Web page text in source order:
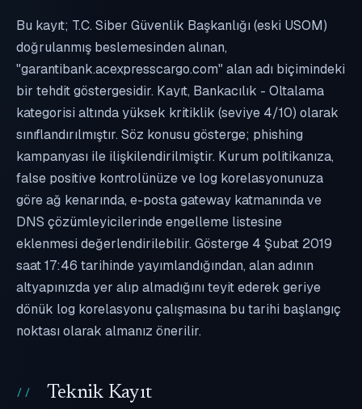
Bu kayıt; T.C. Siber Güvenlik Başkanlığı (eski USOM)
doğrulanmış beslemesinden alınan,
"garantibank.acexpresscargo.com" alan adı biçimindeki
bir tehdit göstergesidir. Kayıt, Bankacılık - Oltalama
kategorisi altında yüksek kritiklik (seviye 4/10) olarak
sınıflandırılmıştır. Söz konusu gösterge; phishing
kampanyası ile ilişkilendirilmiştir. Kurum politikanıza,
false positive kontrolünüze ve log korelasyonunuza
göre ağ kenarında, e-posta gateway katmanında ve
DNS çözümleyicilerinde engelleme listesine
eklenmesi değerlendirilebilir. Gösterge 4 Şubat 2019
saat 17:46 tarihinde yayımlandığından, alan adının
altyapınızda yer alıp almadığını teyit ederek geriye
dönük log korelasyonu çalışmasına bu tarihi başlangıç
noktası olarak almanız önerilir.
Teknik Kayıt